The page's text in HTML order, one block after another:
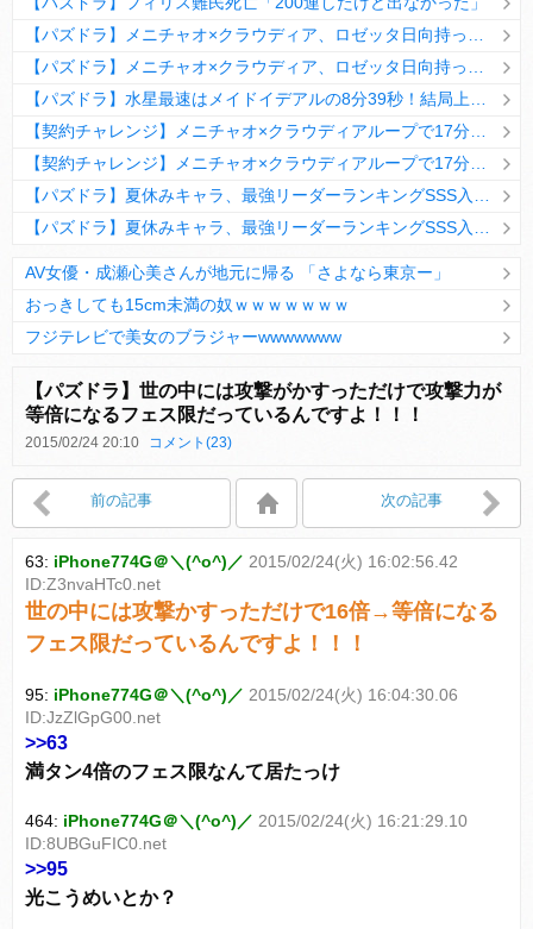
Powered by livedoor 相互RSS
AV女優・成瀬心美さんが地元に帰る 「さよなら東京ー」
おっきしても15cm未満の奴ｗｗｗｗｗｗｗ
フジテレビで美女のブラジャーwwwwwww
【パズドラ】世の中には攻撃がかすっただけで攻撃力が
等倍になるフェス限だっているんですよ！！！
2015/02/24 20:10 コメント(23)
前の記事 次の記事
63: iPhone774G＠＼(^o^)／ 2015/02/24(火) 16:02:56.42
ID:Z3nvaHTc0.net
世の中には攻撃かすっただけで16倍→等倍になる
フェス限だっているんですよ！！！
95: iPhone774G＠＼(^o^)／ 2015/02/24(火) 16:04:30.06
ID:JzZlGpG00.net
>>63
満タン4倍のフェス限なんて居たっけ
464: iPhone774G＠＼(^o^)／ 2015/02/24(火) 16:21:29.10
ID:8UBGuFIC0.net
>>95
光こうめいとか？